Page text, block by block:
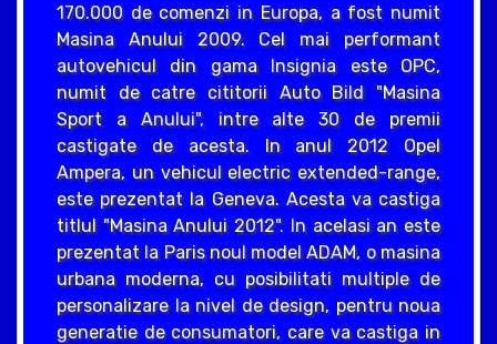
170.000 de comenzi in Europa, a fost numit
Masina Anului 2009. Cel mai performant
autovehicul din gama Insignia este OPC,
numit de catre cititorii Auto Bild "Masina
Sport a Anului", intre alte 30 de premii
castigate de acesta. In anul 2012 Opel
Ampera, un vehicul electric extended-range,
este prezentat la Geneva. Acesta va castiga
titlul "Masina Anului 2012". In acelasi an este
prezentat la Paris noul model ADAM, o masina
urbana moderna, cu posibilitati multiple de
personalizare la nivel de design, pentru noua
generatie de consumatori, care va castiga in